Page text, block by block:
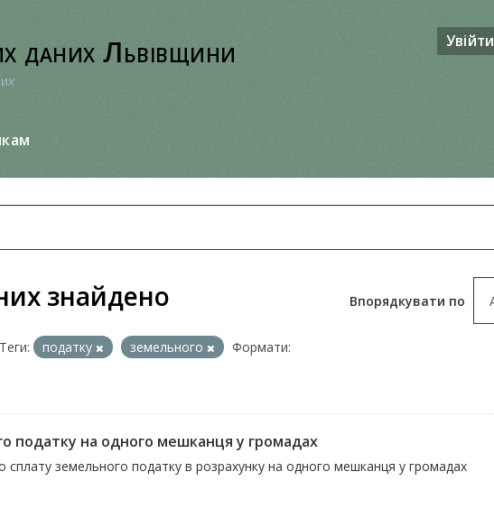
даних Львівщини Увійти
Впорядкувати по
знайдено
Теги: податку земельного
Формати:
податку на одного мешканця у громадах
сплату земельного податку в розрахунку на одного мешканця у громадах